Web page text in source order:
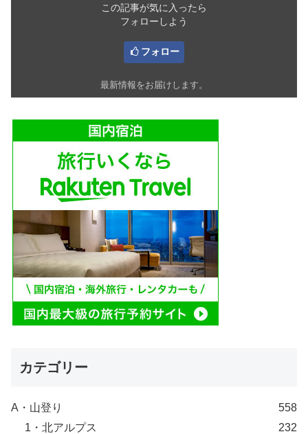
この記事が気に入ったら
フォローしよう
フォロー
最新情報をお届けします。
カテゴリー
A・山登り
558
1・北アルプス
232